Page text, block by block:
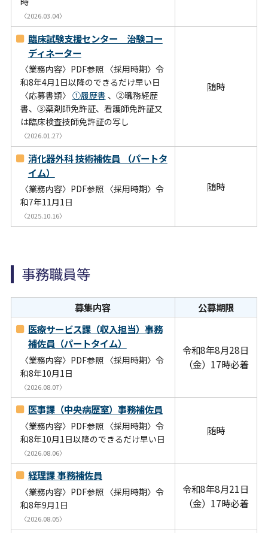
〈2026.03.04〉
臨床試験支援センター 治験コー
ディネーター
〈業務内容〉PDF参照 〈採用時期〉令
和8年4月1日以降のできるだけ早い日
〈応募書類〉 ①履歴書 、②職務経歴
書、③薬剤師免許証、看護師免許証又
は臨床検査技師免許証の写し
〈2026.01.27〉
随時
消化器外科 技術補佐員 （パートタ
イム）
〈業務内容〉PDF参照 〈採用時期〉令
和7年11月1日
〈2025.10.16〉
随時
事務職員等
募集内容
公募期限
医療サービス課（収入担当）事務
補佐員（パートタイム）
〈業務内容〉PDF参照 〈採用時期〉令
和8年10月1日
〈2026.08.07〉
令和8年8月28日
（金）17時必着
医事課（中央病歴室）事務補佐員
〈業務内容〉PDF参照 〈採用時期〉令
和8年10月1日以降のできるだけ早い日
〈2026.08.06〉
随時
経理課 事務補佐員
〈業務内容〉PDF参照 〈採用時期〉令
和8年9月1日
〈2026.08.05〉
令和8年8月21日
（金）17時必着